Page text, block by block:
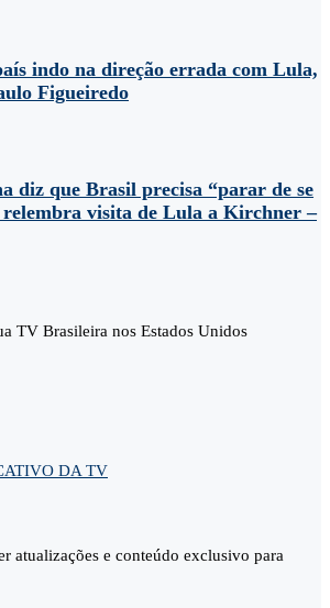
indo na direção errada com Lula,
Figueiredo
diz que Brasil precisa “parar de se
visita de Lula a Kirchner –
TV Brasileira nos Estados Unidos
DA TV
atualizações e conteúdo exclusivo para